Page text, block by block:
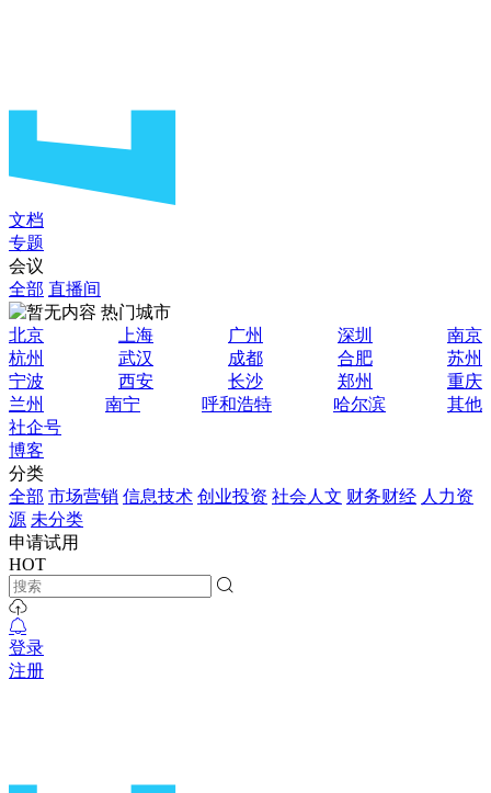
文档
专题
会议
全部 直播间
热门城市
北京
上海 广州 深圳
南京
杭州
武汉 成都 合肥
苏州
宁波
西安 长沙 郑州
重庆
兰州
南宁 呼和浩特 哈尔滨
其他
社企号
博客
分类
全部 市场营销 信息技术 创业投资 社会人文 财务财经 人力资
源 未分类
申请试用
HOT
登录
注册